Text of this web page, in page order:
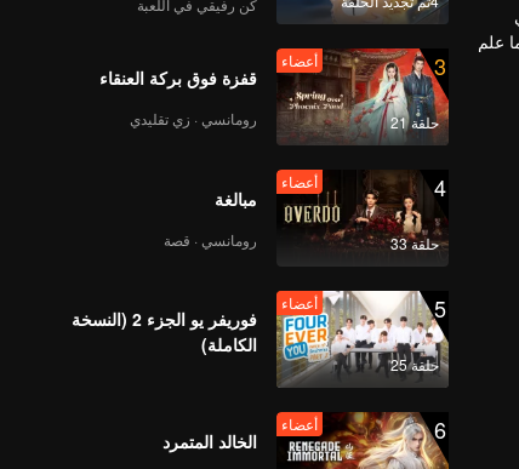
علم
3
حلقة 21
أعضاء
قفزة فوق بركة العنقاء
رومانسي · زي تقليدي
4
حلقة 33
أعضاء
مبالغة
رومانسي · قصة
5
حلقة 25
أعضاء
فوريفر يو الجزء 2 (النسخة
الكاملة)
6 أعضاء
الخالد المتمرد